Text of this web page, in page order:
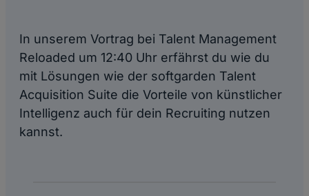
In unserem Vortrag bei Talent Management
Reloaded um 12:40 Uhr erfährst du wie du
mit Lösungen wie der softgarden Talent
Acquisition Suite die Vorteile von künstlicher
Intelligenz auch für dein Recruiting nutzen
kannst.